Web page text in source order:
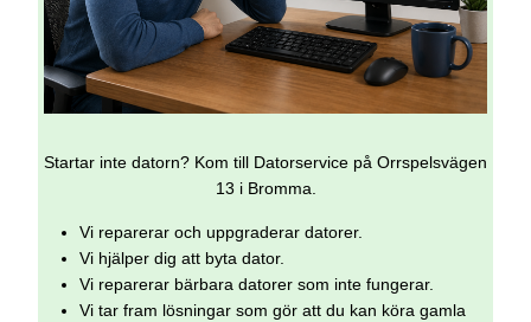
Startar inte datorn? Kom till Datorservice på Orrspelsvägen
13 i Bromma.
Vi reparerar och uppgraderar datorer.
Vi hjälper dig att byta dator.
Vi reparerar bärbara datorer som inte fungerar.
Vi tar fram lösningar som gör att du kan köra gamla